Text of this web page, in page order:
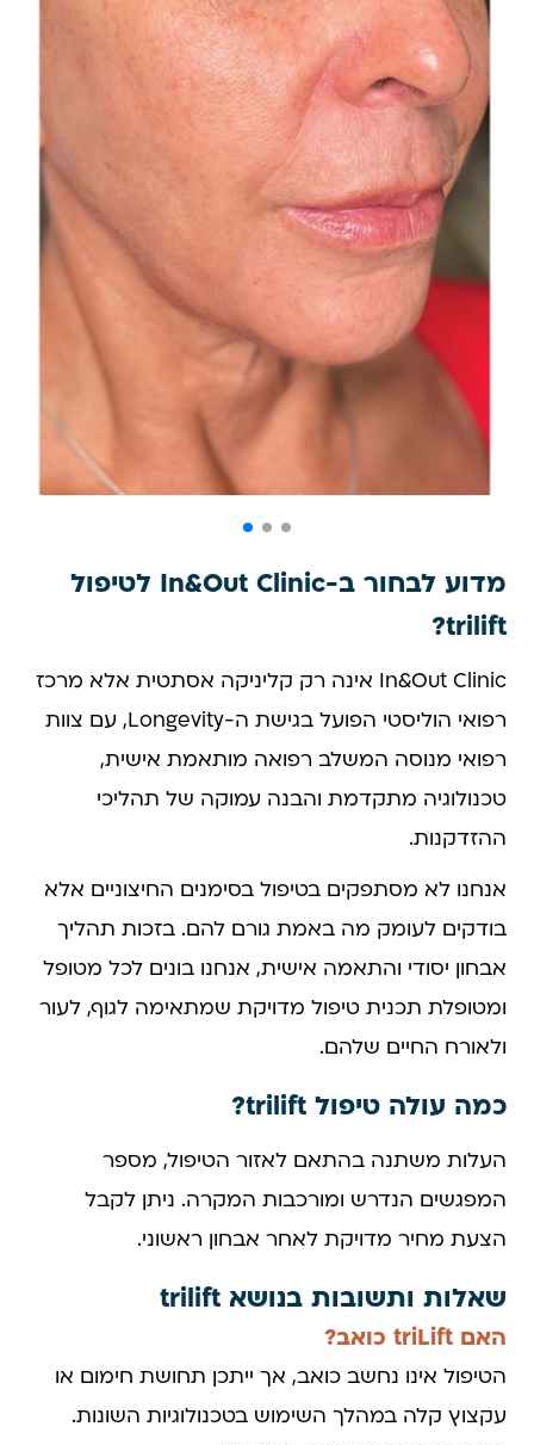
מדוע לבחור ב-In&Out Clinic לטיפול
trilift?
In&Out Clinic אינה רק קליניקה אסתטית אלא מרכז
רפואי הוליסטי הפועל בגישת ה-Longevity, עם צוות
רפואי מנוסה המשלב רפואה מותאמת אישית,
טכנולוגיה מתקדמת והבנה עמוקה של תהליכי
ההזדקנות.
אנחנו לא מסתפקים בטיפול בסימנים החיצוניים אלא
בודקים לעומק מה באמת גורם להם. בזכות תהליך
אבחון יסודי והתאמה אישית, אנחנו בונים לכל מטופל
ומטופלת תכנית טיפול מדויקת שמתאימה לגוף, לעור
ולאורח החיים שלהם.
כמה עולה טיפול trilift?
העלות משתנה בהתאם לאזור הטיפול, מספר
המפגשים הנדרש ומורכבות המקרה. ניתן לקבל
הצעת מחיר מדויקת לאחר אבחון ראשוני.
שאלות ותשובות בנושא trilift
האם triLift כואב?
הטיפול אינו נחשב כואב, אך ייתכן תחושת חימום או
עקצוץ קלה במהלך השימוש בטכנולוגיות השונות.